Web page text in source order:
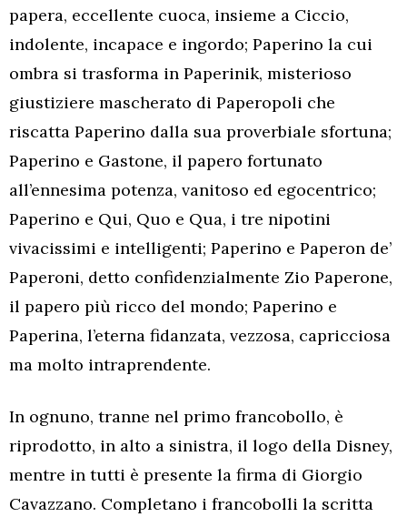
papera, eccellente cuoca, insieme a Ciccio,
indolente, incapace e ingordo; Paperino la cui
ombra si trasforma in Paperinik, misterioso
giustiziere mascherato di Paperopoli che
riscatta Paperino dalla sua proverbiale sfortuna;
Paperino e Gastone, il papero fortunato
all’ennesima potenza, vanitoso ed egocentrico;
Paperino e Qui, Quo e Qua, i tre nipotini
vivacissimi e intelligenti; Paperino e Paperon de’
Paperoni, detto confidenzialmente Zio Paperone,
il papero più ricco del mondo; Paperino e
Paperina, l’eterna fidanzata, vezzosa, capricciosa
ma molto intraprendente.
In ognuno, tranne nel primo francobollo, è
riprodotto, in alto a sinistra, il logo della Disney,
mentre in tutti è presente la firma di Giorgio
Cavazzano. Completano i francobolli la scritta